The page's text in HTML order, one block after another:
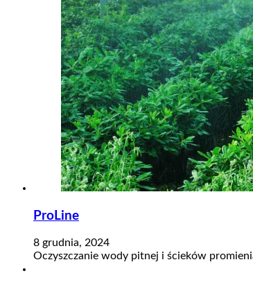
ProLine
8 grudnia, 2024
Oczyszczanie wody pitnej i ścieków